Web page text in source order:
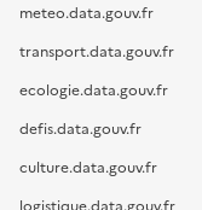
meteo.data.gouv.fr
transport.data.gouv.fr
ecologie.data.gouv.fr
defis.data.gouv.fr
culture.data.gouv.fr